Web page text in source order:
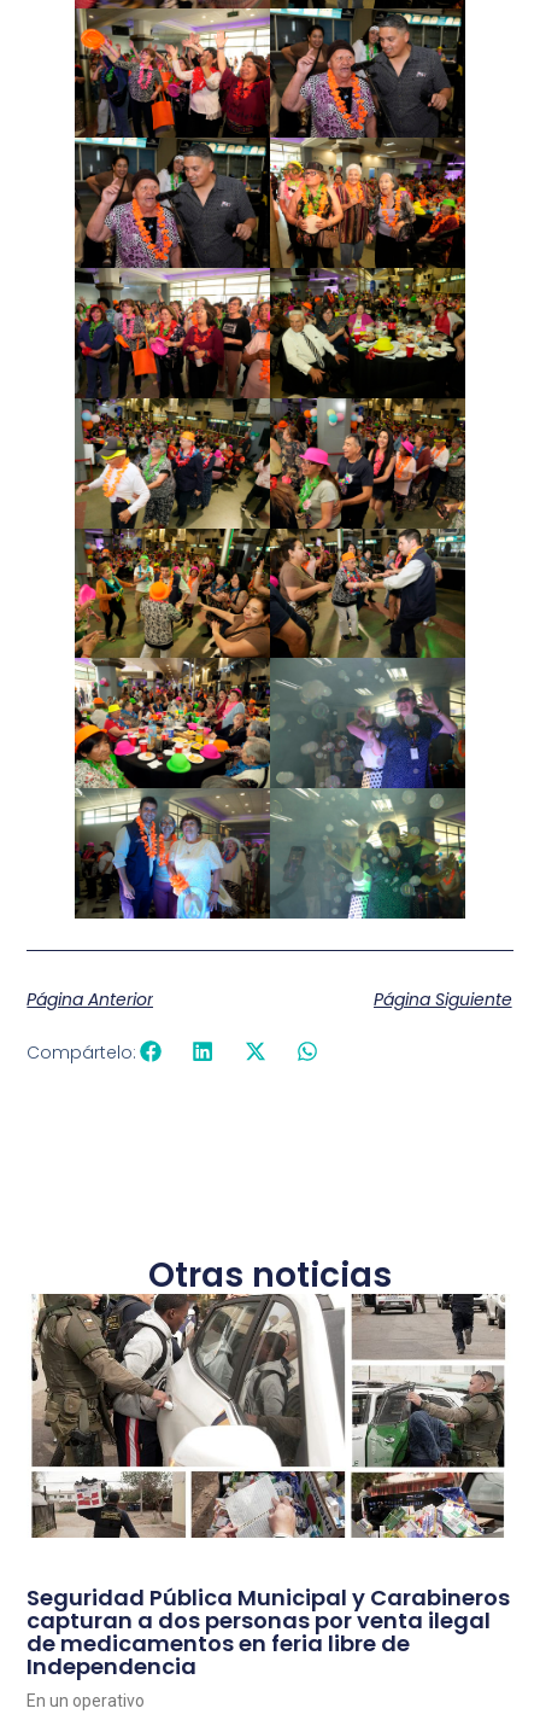
Página Anterior Página Siguiente
Compártelo:
Otras noticias
Seguridad Pública Municipal y Carabineros
capturan a dos personas por venta ilegal
de medicamentos en feria libre de
Independencia
En un operativo